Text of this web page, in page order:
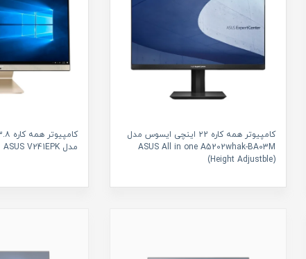
کامپیوتر همه کاره ۲2 اینچی ایسوس مدل
ASUS All in one A5202whak-BA03M
(Height Adjustble)
مدل ASUS V241EPK